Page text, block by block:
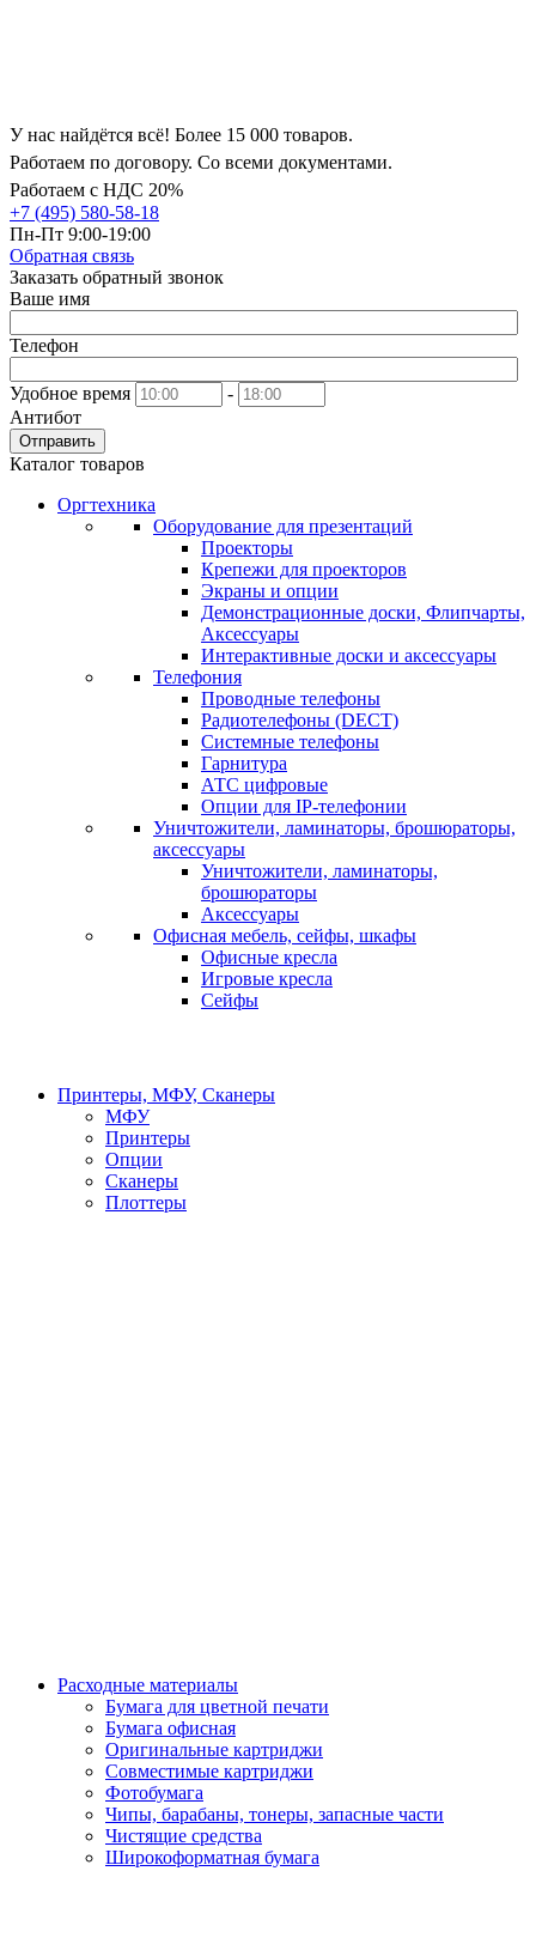
У нас найдётся всё! Более 15 000 товаров.
Работаем по договору. Со всеми документами.
Работаем с НДС 20%
+7 (495) 580-58-18
Пн-Пт 9:00-19:00
Обратная связь
Заказать обратный звонок
Ваше имя
Телефон
Удобное время
-
Антибот
Отправить
Каталог товаров
Оргтехника
Оборудование для презентаций
Проекторы
Крепежи для проекторов
Экраны и опции
Демонстрационные доски, Флипчарты,
Аксессуары
Интерактивные доски и аксессуары
Телефония
Проводные телефоны
Радиотелефоны (DECT)
Системные телефоны
Гарнитура
АТС цифровые
Опции для IP-телефонии
Уничтожители, ламинаторы, брошюраторы,
аксессуары
Уничтожители, ламинаторы,
брошюраторы
Аксессуары
Офисная мебель, сейфы, шкафы
Офисные кресла
Игровые кресла
Сейфы
Принтеры, МФУ, Сканеры
МФУ
Принтеры
Опции
Сканеры
Плоттеры
Расходные материалы
Бумага для цветной печати
Бумага офисная
Оригинальные картриджи
Совместимые картриджи
Фотобумага
Чипы, барабаны, тонеры, запасные части
Чистящие средства
Широкоформатная бумага